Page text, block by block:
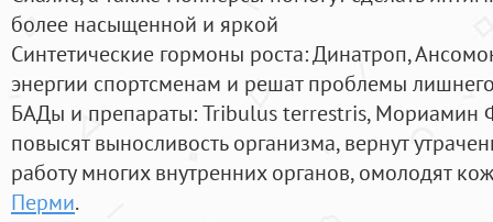
более насыщенной и яркой
Синтетические гормоны роста: Динатроп,
энергии спортсменам и решат проблемы
БАДы и препараты:Tribulus terrestris, Мориамин
повысят выносливость организма, вернут
работу многих внутренних органов, омолодят
Перми.